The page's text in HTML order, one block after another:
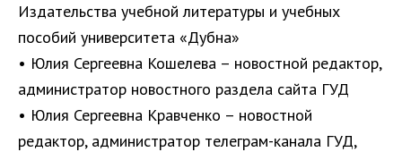
Издательства учебной литературы и учебных
пособий университета «Дубна»
• Юлия Сергеевна Кошелева – новостной редактор,
администратор новостного раздела сайта ГУД
• Юлия Сергеевна Кравченко – новостной
редактор, администратор телеграм-канала ГУД,